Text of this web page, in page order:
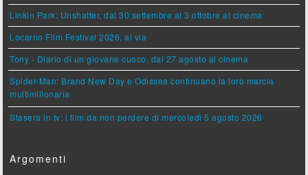
Linkin Park: Unshatter, dal 30 settembre al 3 ottobre al cinema
Locarno Film Festival 2026, al via
Tony - Diario di un giovane cuoco, dal 27 agosto al cinema
Spider-Man: Brand New Day e Odissea continuano la loro marcia
multimilionaria
Stasera in tv: i film da non perdere di mercoledì 5 agosto 2026
Argomenti